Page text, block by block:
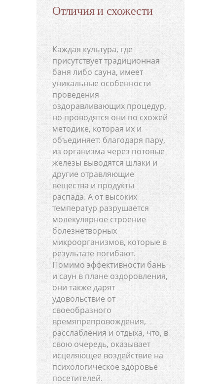
Отличия и схожести
Каждая культура, где
присутствует традиционная
баня либо сауна, имеет
уникальные особенности
проведения
оздоравливающих процедур,
но проводятся они по схожей
методике, которая их и
объединяет: благодаря пару,
из организма через потовые
железы выводятся шлаки и
другие отравляющие
вещества и продукты
распада. А от высоких
температур разрушается
молекулярное строение
болезнетворных
микроорганизмов, которые в
результате погибают.
Помимо эффективности бань
и саун в плане оздоровления,
они также дарят
удовольствие от
своеобразного
времяпрепровождения,
расслабления и отдыха, что, в
свою очередь, оказывает
исцеляющее воздействие на
психологическое здоровье
посетителей.